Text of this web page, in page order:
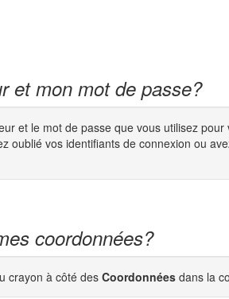
et mon mot de passe?
et le mot de passe que vous utilisez
oublié vos identifiants de connexion ou
coordonnées?
crayon à côté desCoordonnées dans la